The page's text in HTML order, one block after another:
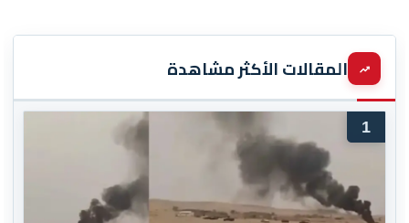
المقالات الأكثر مشاهدة
1